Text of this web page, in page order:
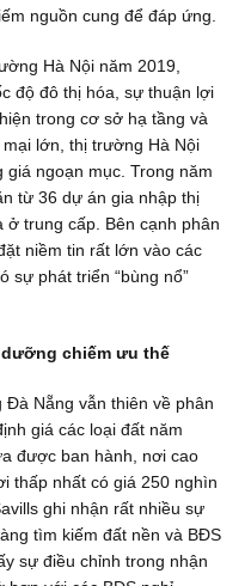
nguồn cung để đáp ứng.
Hà Nội năm 2019,
độ đô thị hóa, sự thuận lợi
trong cơ sở hạ tầng và
lớn, thị trường Hà Nội
ngoạn mục. Trong năm
từ 36 dự án gia nhập thị
trung cấp. Bên cạnh phân
niềm tin rất lớn vào các
sự phát triển “bùng nổ”
chiếm ưu thế
Nẵng vẫn thiên về phân
giá các loại đất năm
được ban hành, nơi cao
thấp nhất có giá 250 nghìn
ghi nhận rất nhiều sự
tìm kiếm đất nền và BĐS
sự điều chỉnh trong nhận